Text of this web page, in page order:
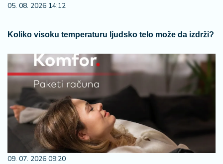
05. 08. 2026 14:12
Koliko visoku temperaturu ljudsko telo može da izdrži?
09. 07. 2026 09:20